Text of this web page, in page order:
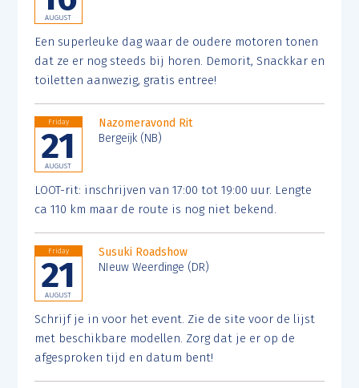
AUGUST
Een superleuke dag waar de oudere motoren tonen
dat ze er nog steeds bij horen. Demorit, Snackkar en
toiletten aanwezig, gratis entree!
Friday
21
AUGUST
Nazomeravond Rit
Bergeijk (NB)
LOOT-rit: inschrijven van 17:00 tot 19:00 uur. Lengte
ca 110 km maar de route is nog niet bekend.
Friday
21
AUGUST
Susuki Roadshow
NIeuw Weerdinge (DR)
Schrijf je in voor het event. Zie de site voor de lijst
met beschikbare modellen. Zorg dat je er op de
afgesproken tijd en datum bent!